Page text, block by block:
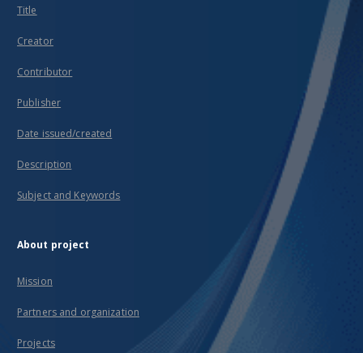
Title
Creator
Contributor
Publisher
Date issued/created
Description
Subject and Keywords
About project
Mission
Partners and organization
Projects